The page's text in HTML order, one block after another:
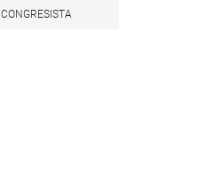
CONGRESISTA